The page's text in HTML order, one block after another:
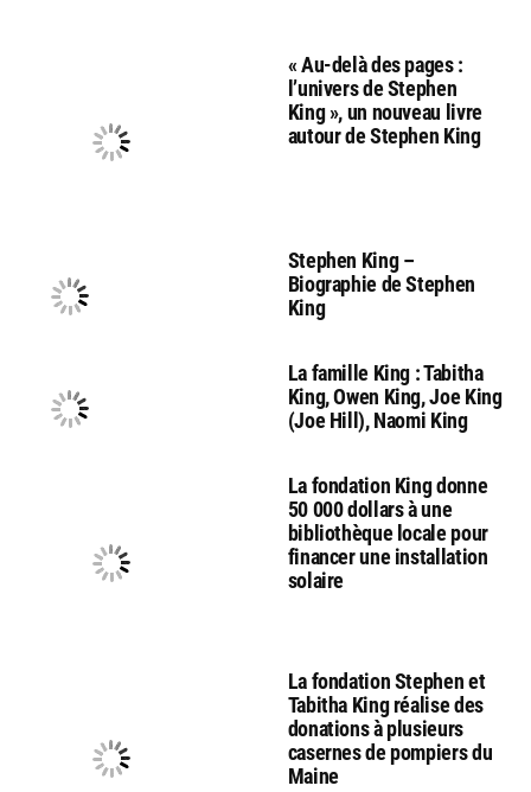
« Au-delà des pages :
l’univers de Stephen
King », un nouveau livre
autour de Stephen King
Stephen King –
Biographie de Stephen
King
La famille King : Tabitha
King, Owen King, Joe King
(Joe Hill), Naomi King
La fondation King donne
50 000 dollars à une
bibliothèque locale pour
financer une installation
solaire
La fondation Stephen et
Tabitha King réalise des
donations à plusieurs
casernes de pompiers du
Maine